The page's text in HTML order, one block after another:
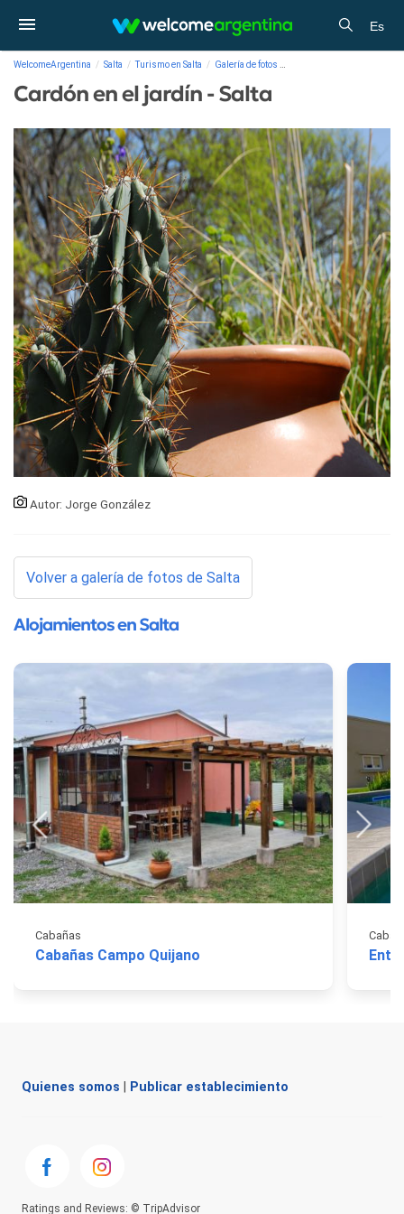
Es
WelcomeArgentina Salta Turismo en Salta Galería de fotos
Cardón en el jardín - Salta
Autor: Jorge González
Volver a galería de fotos de Salta
Alojamientos en Salta
Cabañas
Cabañas Campo Quijano
Quienes somos Publicar establecimiento
Ratings and Reviews: © TripAdvisor